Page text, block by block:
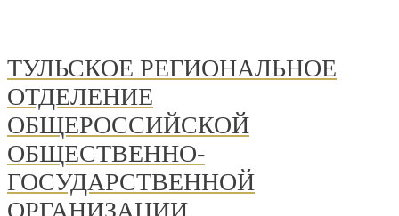
ТУЛЬСКОЕ РЕГИОНАЛЬНОЕ
ОТДЕЛЕНИЕ
ОБЩЕРОССИЙСКОЙ
ОБЩЕСТВЕННО-
ГОСУДАРСТВЕННОЙ
ОРГАНИЗАЦИИ